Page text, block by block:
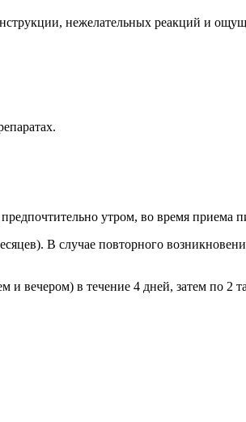
нежелательных реакций и
предпочтительно утром, во время приема
В случае повторного
вечером) в течение 4 дней, затем по 2